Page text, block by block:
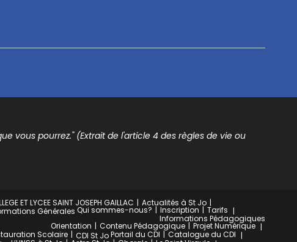
vous pourrez." (Extrait de l'article 4 des règles de vie ou
ET LYCEE SAINT JOSEPH GAILLAC
Actualités à St Jo
Générales Qui sommes-nous? Inscription
Tarifs
Informations Pédagogiques
Orientation Contenu Pédagogique
Projet Numérique
Scolaire
CDI St JoPortail du CDI
Catalogue du CDI